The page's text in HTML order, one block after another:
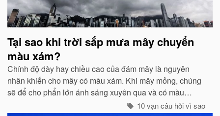
Tại sao khi trời sắp mưa mây chuyển
màu xám?
Chính độ dày hay chiều cao của đám mây là nguyên
nhân khiến cho mây có màu xám. Khi mây mỏng, chúng
sẽ để cho phẩn lớn ánh sáng xuyên qua và có màu
10 vạn câu hỏi vì sao